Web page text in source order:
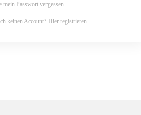
mein Passwort vergessen
keinen Account? Hier registrieren